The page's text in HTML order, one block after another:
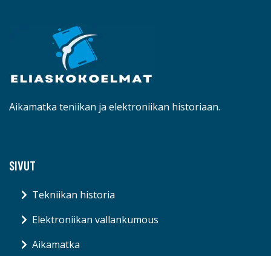
Aikamatka teniikan ja elektroniikan historiaan.
SIVUT
Tekniikan historia
Elektroniikan vallankumous
Aikamatka